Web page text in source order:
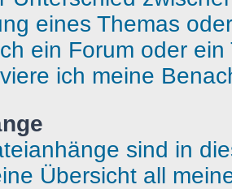
eines Themas
ein Forum oder
ich meine
sind in
Übersicht all